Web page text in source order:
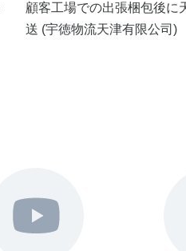
顧客工場での出張梱包後に
送 (宇徳物流天津有限公司)